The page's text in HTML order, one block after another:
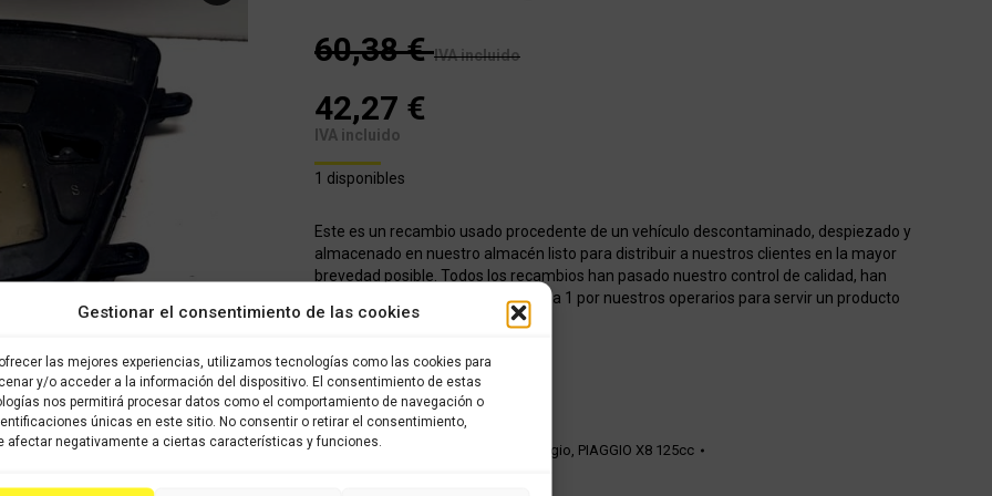
Gestionar el consentimiento de las cookies
las mejores experiencias, utilizamos tecnologías como las cookies para
y/o acceder a la información del dispositivo. El consentimiento de estas
nos permitirá procesar datos como el comportamiento de navegación o
únicas en este sitio. No consentir o retirar el consentimiento,
afectar negativamente a ciertas características y funciones.
60,38€ IVA incluido
42,27 €
IVA incluido
1 disponibles
Este es un recambio usado procedente de un vehículo descontaminado, despiezado y
almacenado en nuestro almacén listo para distribuir a nuestros clientes en la mayor
brevedad posible. Todos los recambios han pasado nuestro control de calidad, han
sido verificados y seleccionados 1 a 1 por nuestros operarios para servir un producto
con garantía.
COMPRAR
Categorías: Recambios ocasión Piaggio, PIAGGIO X8 125cc